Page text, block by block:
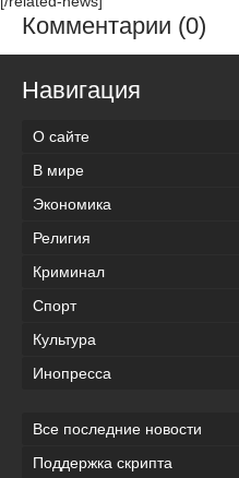
Комментарии (0)
Навигация
О сайте
В мире
Экономика
Религия
Криминал
Спорт
Культура
Инопресса
Все последние новости
Поддержка скрипта